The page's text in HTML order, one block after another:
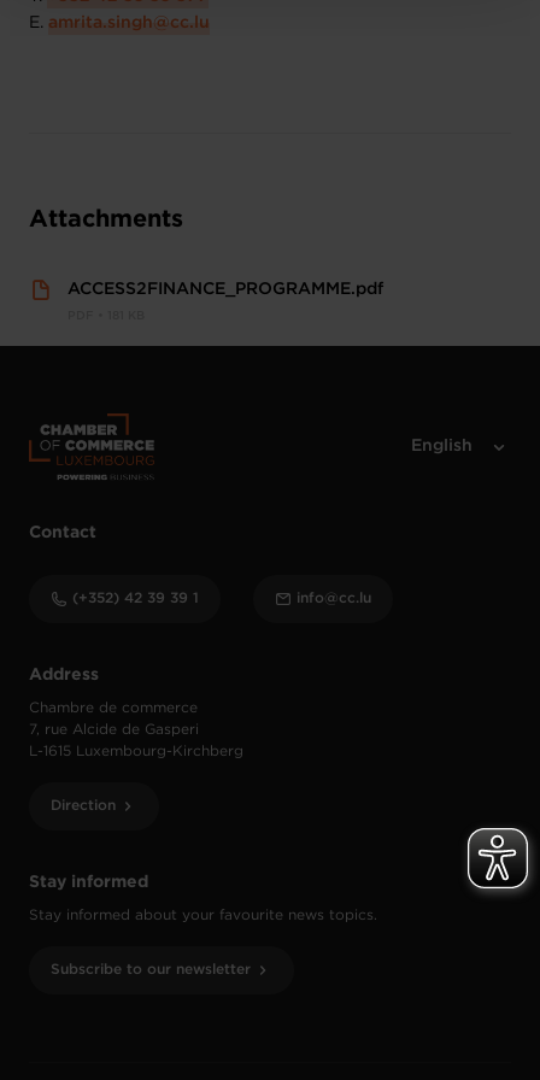
E. amrita.singh@cc.lu
Attachments
ACCESS2FINANCE_PROGRAMME.pdf
Stay informed
Stay informed about your favourite news topics.
Subscribe to our newsletter
Address
Chambre de commerce
7, rue Alcide de Gasperi
L-1615 Luxembourg-Kirchberg
Direction
Contact
(+352) 42 39 39 1 info@cc.lu